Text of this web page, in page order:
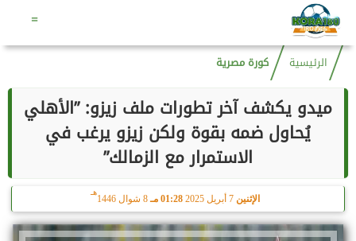
=
الرئيسية كورة مصرية
ميدو يكشف آخر تطورات ملف زيزو: ”الأهلي
يُحاول ضمه بقوة ولكن زيزو يرغب في
الاستمرار مع الزمالك”
الإثنين 7 أبريل 2025 01:28 مـ 8 شوال 1446
هـ